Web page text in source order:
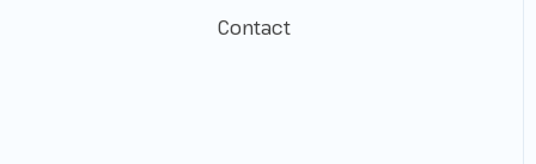
Contact